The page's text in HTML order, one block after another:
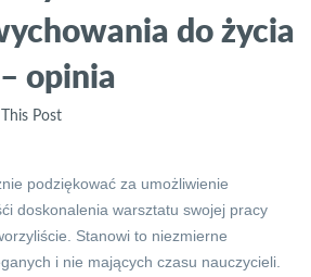
do życia
opinia
Post
podziękować za umożliwienie
doskonalenia warsztatu swojej pracy
Stanowi to niezmierne
i nie mających czasu nauczycieli.